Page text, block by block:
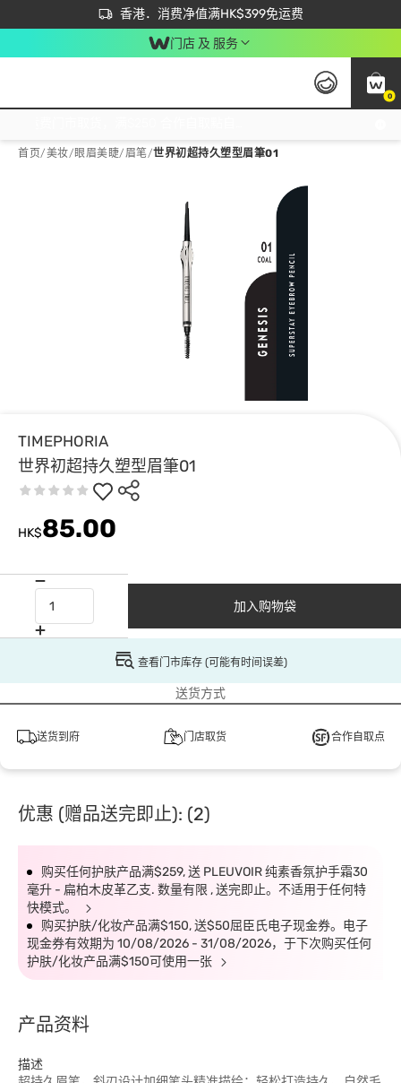
香港．消费净值满HK$399免运费
立即成为易赏钱会员尽享独家优惠
首次APP下单买满$450 输入 NEWAPP 即减$50
门店 及 服务
0
首页/美妆/眼眉美睫/眉笔/世界初超持久塑型眉筆01
TIMEPHORIA
世界初超持久塑型眉筆01
HK$85.00
加入购物袋
查看门市库存 (可能有时间误差)
送货方式
送货到府 门店取货 合作自取点
优惠 (赠品送完即止): (2)
购买任何护肤产品满$259, 送 PLEUVOIR 纯素香氛护手霜30
毫升 - 扁柏木皮革乙支. 数量有限 , 送完即止。不适用于任何特
快模式。
购买护肤/化妆产品满$150, 送$50屈臣氏电子现金券。电子
现金券有效期为 10/08/2026 - 31/08/2026，于下次购买任何
护肤/化妆产品满$150可使用一张
产品资料
描述